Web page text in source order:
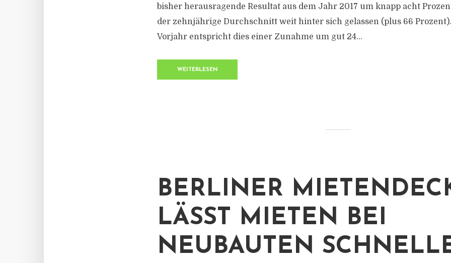
bisher herausragende Resultat aus dem Jahr 2017 um knapp acht
der zehnjährige Durchschnitt weit hinter sich gelassen (plus 66
Vorjahr entspricht dies einer Zunahme um gut 24...
WEITERLESEN
BERLINER
LÄSST MIETEN BEI
NEUBAUTEN